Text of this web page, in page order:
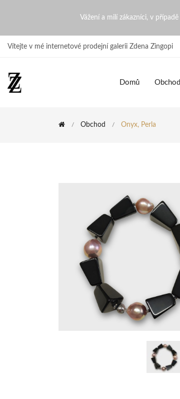
Onyx, perla |Vážení a milí zákazníci, v
Vítejte v mé internetové prodejní galerii Zdena Zingopi
Domů Obchod
Obchod Onyx, Perla